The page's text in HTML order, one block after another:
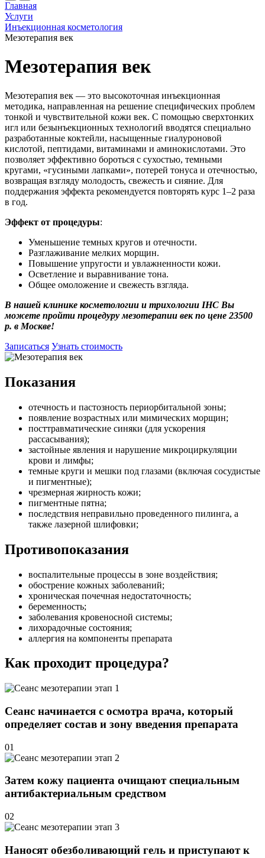
Главная
Услуги
Инъекционная косметология
Мезотерапия век
Мезотерапия век
Мезотерапия век — это высокоточная инъекционная
методика, направленная на решение специфических проблем
тонкой и чувствительной кожи век. С помощью сверхтонких
игл или безынъекционных технологий вводятся специально
разработанные коктейли, насыщенные гиалуроновой
кислотой, пептидами, витаминами и аминокислотами. Это
позволяет эффективно бороться с сухостью, темными
кругами, «гусиными лапками», потерей тонуса и отечностью,
возвращая взгляду молодость, свежесть и сияние. Для
поддержания эффекта рекомендуется повторять курс 1–2 раза
в год.
Эффект от процедуры:
Уменьшение темных кругов и отечности.
Разглаживание мелких морщин.
Повышение упругости и увлажненности кожи.
Осветление и выравнивание тона.
Общее омоложение и свежесть взгляда.
В нашей клинике косметологии и трихологии IHC Вы
можете пройти процедуру мезотерапии век по цене 23500
р. в Москве!
Записаться Узнать стоимость
Показания
отечность и пастозность периорбитальной зоны;
появление возрастных или мимических морщин;
посттравматические синяки (для ускорения
рассасывания);
застойные явления и нарушение микроциркуляции
крови и лимфы;
темные круги и мешки под глазами (включая сосудистые
и пигментные);
чрезмерная жирность кожи;
пигментные пятна;
последствия неправильно проведенного пилинга, а
также лазерной шлифовки;
Противопоказания
воспалительные процессы в зоне воздействия;
обострение кожных заболеваний;
хроническая почечная недостаточность;
беременность;
заболевания кровеносной системы;
лихорадочные состояния;
аллергия на компоненты препарата
Как проходит процедура?
Сеанс начинается с осмотра врача, который
определяет состав и зону введения препарата
01
Затем кожу пациента очищают специальным
антибактериальным средством
02
Наносят обезболивающий гель и приступают к